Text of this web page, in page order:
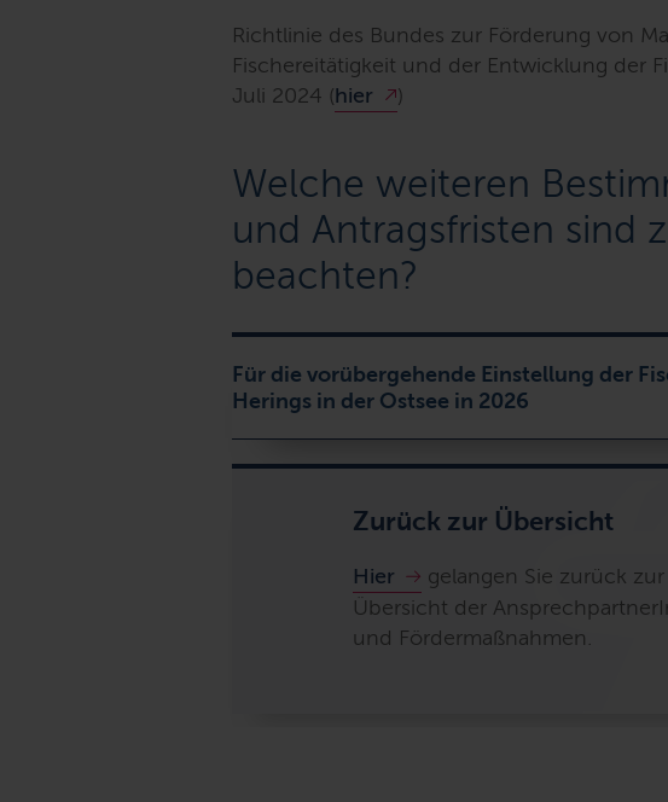
Richtlinie des Bundes zur Förderung von
Fischereitätigkeit und der Entwicklung der
Juli 2024 (hier )
Welche weiteren
und Antragsfristen sind
beachten?
Für die vorübergehende Einstellung der
Herings in der Ostsee in 2026
Zurück zur Übersicht
Hier
gelangen Sie zurück zur
Übersicht der
und Fördermaßnahmen.